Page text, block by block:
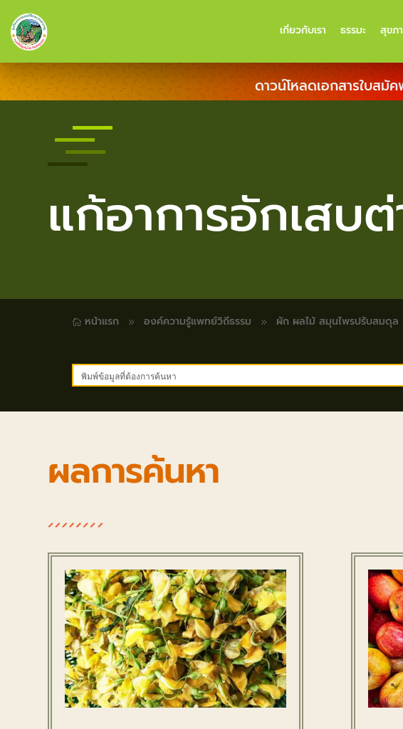
เกี่ยวกับเรา ธรรมะ สุขภ
ดาวน์โหลดเอกสารใบสมั
แก้อาการอักเสบ
 หน้าแรก 9 องค์ความรู้แพทย์วิถีธรรม 9 ผัก ผลไม้ สมุนไพรปรับสมดุล
ผลการค้นหา